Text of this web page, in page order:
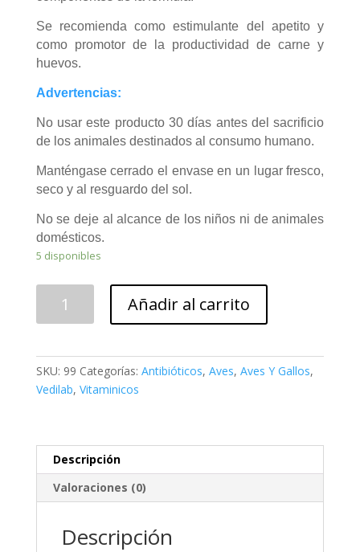
Se recomienda como estimulante del apetito y
como promotor de la productividad de carne y
huevos.
Advertencias:
No usar este producto 30 días antes del sacrificio
de los animales destinados al consumo humano.
Manténgase cerrado el envase en un lugar fresco,
seco y al resguardo del sol.
No se deje al alcance de los niños ni de animales
domésticos.
5 disponibles
Añadir al carrito
SKU: 99 Categorías: Antibióticos, Aves, Aves Y Gallos,
Vedilab, Vitaminicos
Descripción
Valoraciones (0)
Descripción